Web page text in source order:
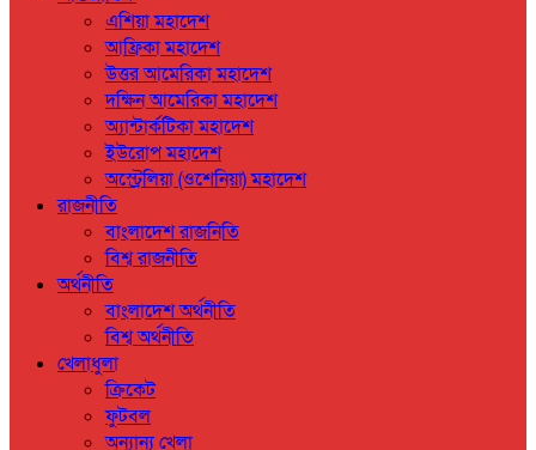
এশিয়া মহাদেশ
আফ্রিকা মহাদেশ
উত্তর আমেরিকা মহাদেশ
দক্ষিন আমেরিকা মহাদেশ
অ্যান্টার্কটিকা মহাদেশ
ইউরোপ মহাদেশ
অস্ট্রেলিয়া (ওশেনিয়া) মহাদেশ
রাজনীতি
বাংলাদেশ রাজনিতি
বিশ্ব রাজনীতি
অর্থনীতি
বাংলাদেশ অর্থনীতি
বিশ্ব অর্থনীতি
খেলাধুলা
ক্রিকেট
ফুটবল
অন্যান্য খেলা